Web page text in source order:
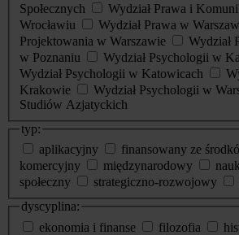
Społecznych
Wydział Prawa i
Wrocławiu
Wydział Prawa w
Projektowania w Warszawie
Wydział
w Poznaniu
Wydział Psychologii w
Wydział Psychologii w Katowicach
Krakowie
Wydział Psychologii w
Studiów Azjatyckich
typ:
aplikacyjny
finansowany ze
komercyjny
międzynarodowy
społeczny
strategiczno-rozwojowy
dyscyplina:
ekonomia i finanse
filozofia